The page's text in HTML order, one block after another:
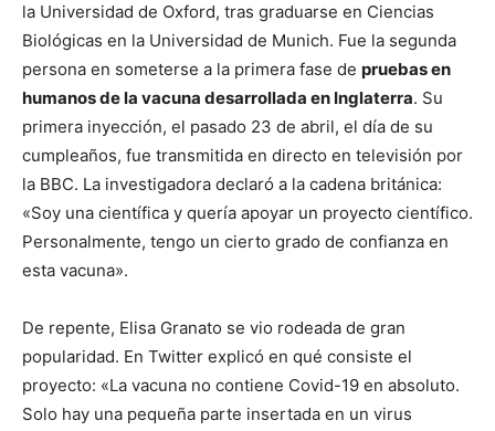
la Universidad de Oxford, tras graduarse en Ciencias
Biológicas en la Universidad de Munich. Fue la segunda
persona en someterse a la primera fase de pruebas en
humanos de la vacuna desarrollada en Inglaterra. Su
primera inyección, el pasado 23 de abril, el día de su
cumpleaños, fue transmitida en directo en televisión por
la BBC. La investigadora declaró a la cadena británica:
«Soy una científica y quería apoyar un proyecto científico.
Personalmente, tengo un cierto grado de confianza en
esta vacuna».
De repente, Elisa Granato se vio rodeada de gran
popularidad. En Twitter explicó en qué consiste el
proyecto: «La vacuna no contiene Covid-19 en absoluto.
Solo hay una pequeña parte insertada en un virus